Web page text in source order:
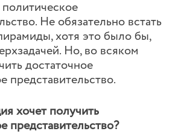
Не обязательно встать
хотя это было бы,
Но, во всяком
достаточное
представительство.
хочет получить
представительство?